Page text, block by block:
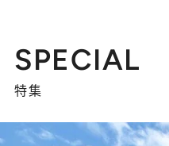
SPECIAL
特集